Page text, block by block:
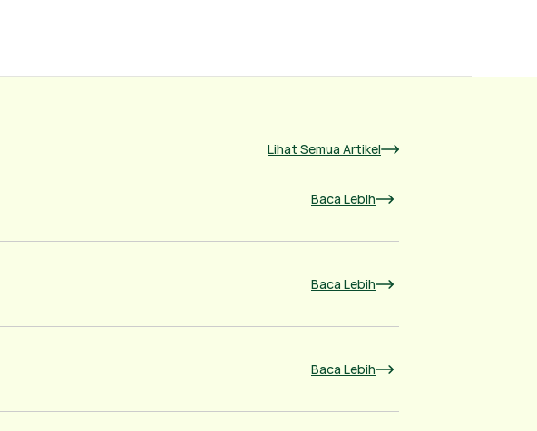
Lihat Semua Artikel
Baca Lebih
Baca Lebih
Baca Lebih